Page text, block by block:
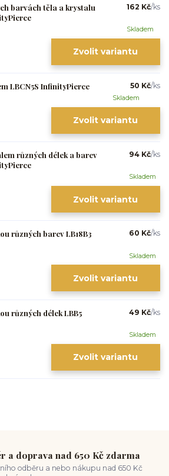
barvách těla a krystalu
162 Kč/ks
Skladem
Zvolit variantu
LBCN5S InfinityPierce 50 Kč/ks
Skladem
Zvolit variantu
různých délek a barev
94 Kč/ks
Skladem
Zvolit variantu
různých barev LB18B3
60 Kč/ks
Skladem
Zvolit variantu
různých délek LBB5
49 Kč/ks
Skladem
Zvolit variantu
a doprava nad 650 Kč zdarma
odběru a nebo nákupu nad 650 Kč